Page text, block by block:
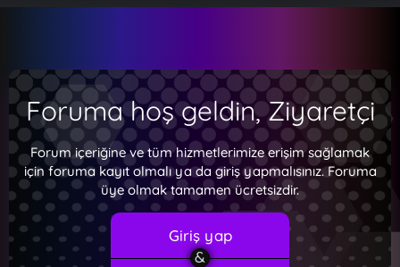
Foruma hoş geldin, Ziyaretçi
Forum içeriğine ve tüm hizmetlerimize erişim sağlamak
için foruma kayıt olmalı ya da giriş yapmalısınız. Foruma
üye olmak tamamen ücretsizdir.
Giriş yap